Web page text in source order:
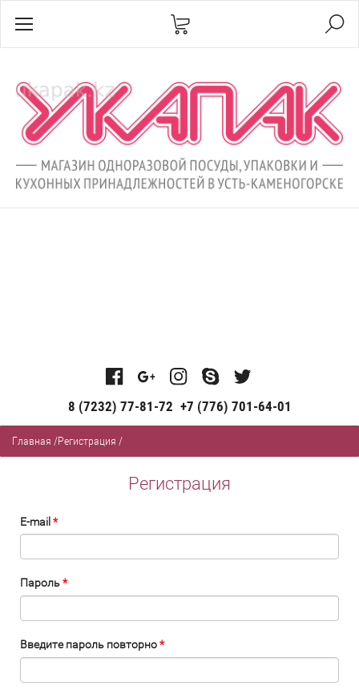
8 (7232) 77-81-72 +7 (776) 701-64-01
Главная /Регистрация /
Регистрация
E-mail*
Пароль*
Введите пароль повторно*